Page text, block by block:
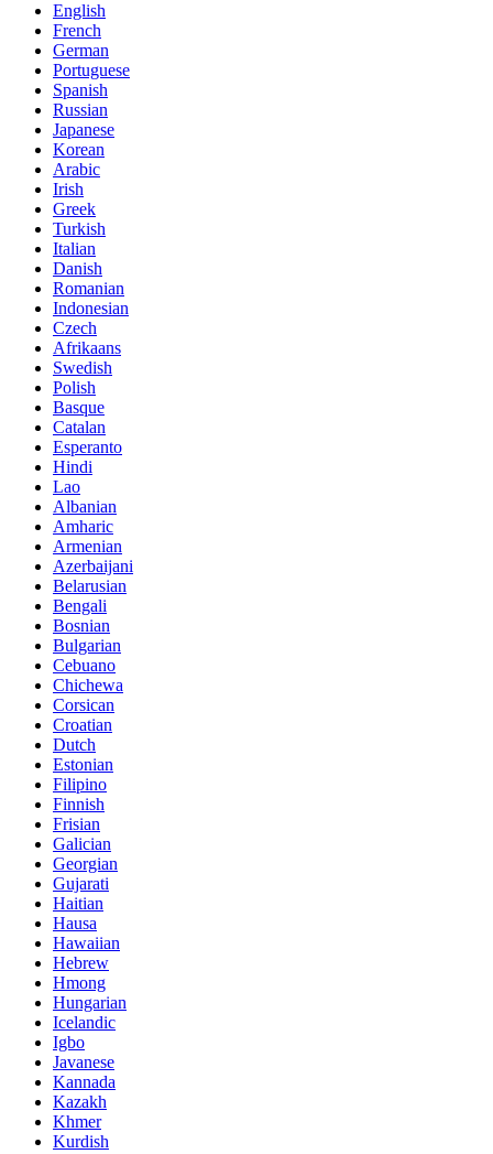
English
French
German
Portuguese
Spanish
Russian
Japanese
Korean
Arabic
Irish
Greek
Turkish
Italian
Danish
Romanian
Indonesian
Czech
Afrikaans
Swedish
Polish
Basque
Catalan
Esperanto
Hindi
Lao
Albanian
Amharic
Armenian
Azerbaijani
Belarusian
Bengali
Bosnian
Bulgarian
Cebuano
Chichewa
Corsican
Croatian
Dutch
Estonian
Filipino
Finnish
Frisian
Galician
Georgian
Gujarati
Haitian
Hausa
Hawaiian
Hebrew
Hmong
Hungarian
Icelandic
Igbo
Javanese
Kannada
Kazakh
Khmer
Kurdish